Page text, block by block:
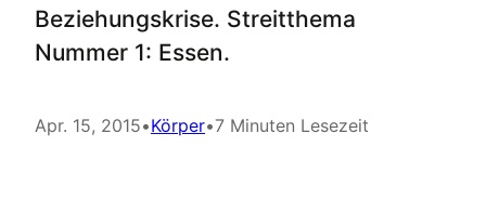
Beziehungskrise. Streitthema
Nummer 1: Essen.
Apr. 15, 2015•Körper•7 Minuten Lesezeit